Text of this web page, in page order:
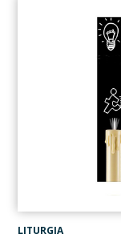
LITURGIA